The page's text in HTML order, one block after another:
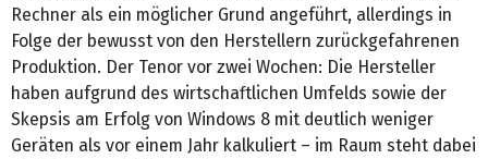
Rechner als ein möglicher Grund angeführt, allerdings in
Folge der bewusst von den Herstellern zurückgefahrenen
Produktion. Der Tenor vor zwei Wochen: Die Hersteller
haben aufgrund des wirtschaftlichen Umfelds sowie der
Skepsis am Erfolg von Windows 8 mit deutlich weniger
Geräten als vor einem Jahr kalkuliert – im Raum steht dabei